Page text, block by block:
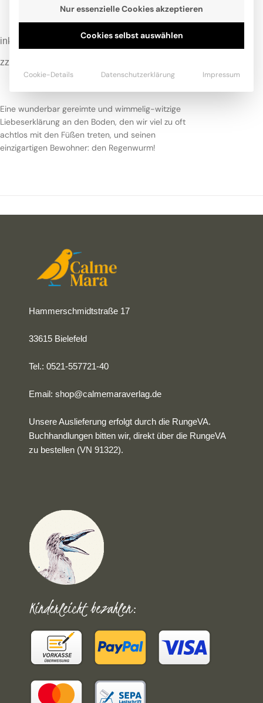
inkl. MwSt.
inkl. MwSt.
zzgl.
Eine wunderbar gereimte und wimmelig-witzige
Liebeserklärung an den Boden, den wir viel zu oft
achtlos mit den Füßen treten, und seinen
einzigartigen Bewohner: den Regenwurm!
Hammerschmidtstraße 17
33615 Bielefeld
Tel.: 0521-557721-40
Email:shop@calmemaraverlag.de
Unsere Auslieferung erfolgt durch die RungeVA.
Buchhandlungen bitten wir, direkt über die RungeVA
zu bestellen (VN 91322).
Kinderleicht bezahlen:
Nur essenzielle Cookies akzeptieren
Cookies selbst auswählen
Cookie-Details Datenschutzerklärung Impressum